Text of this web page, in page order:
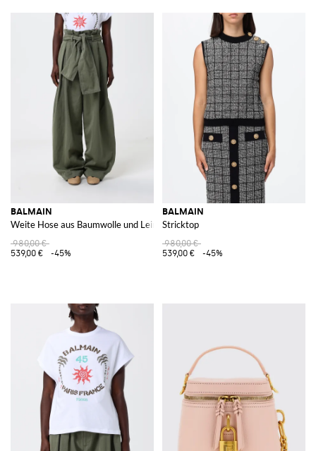
BALMAIN
Weite Hose aus Baumwolle und Leinen
980,00 €
539,00 €
-45%
BALMAIN
Stricktop
980,00 €
539,00 €
-45%